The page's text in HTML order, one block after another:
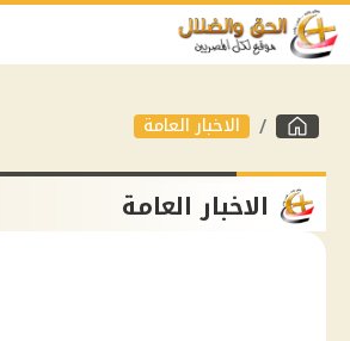
الاخبار العامة
الاخبار العامة